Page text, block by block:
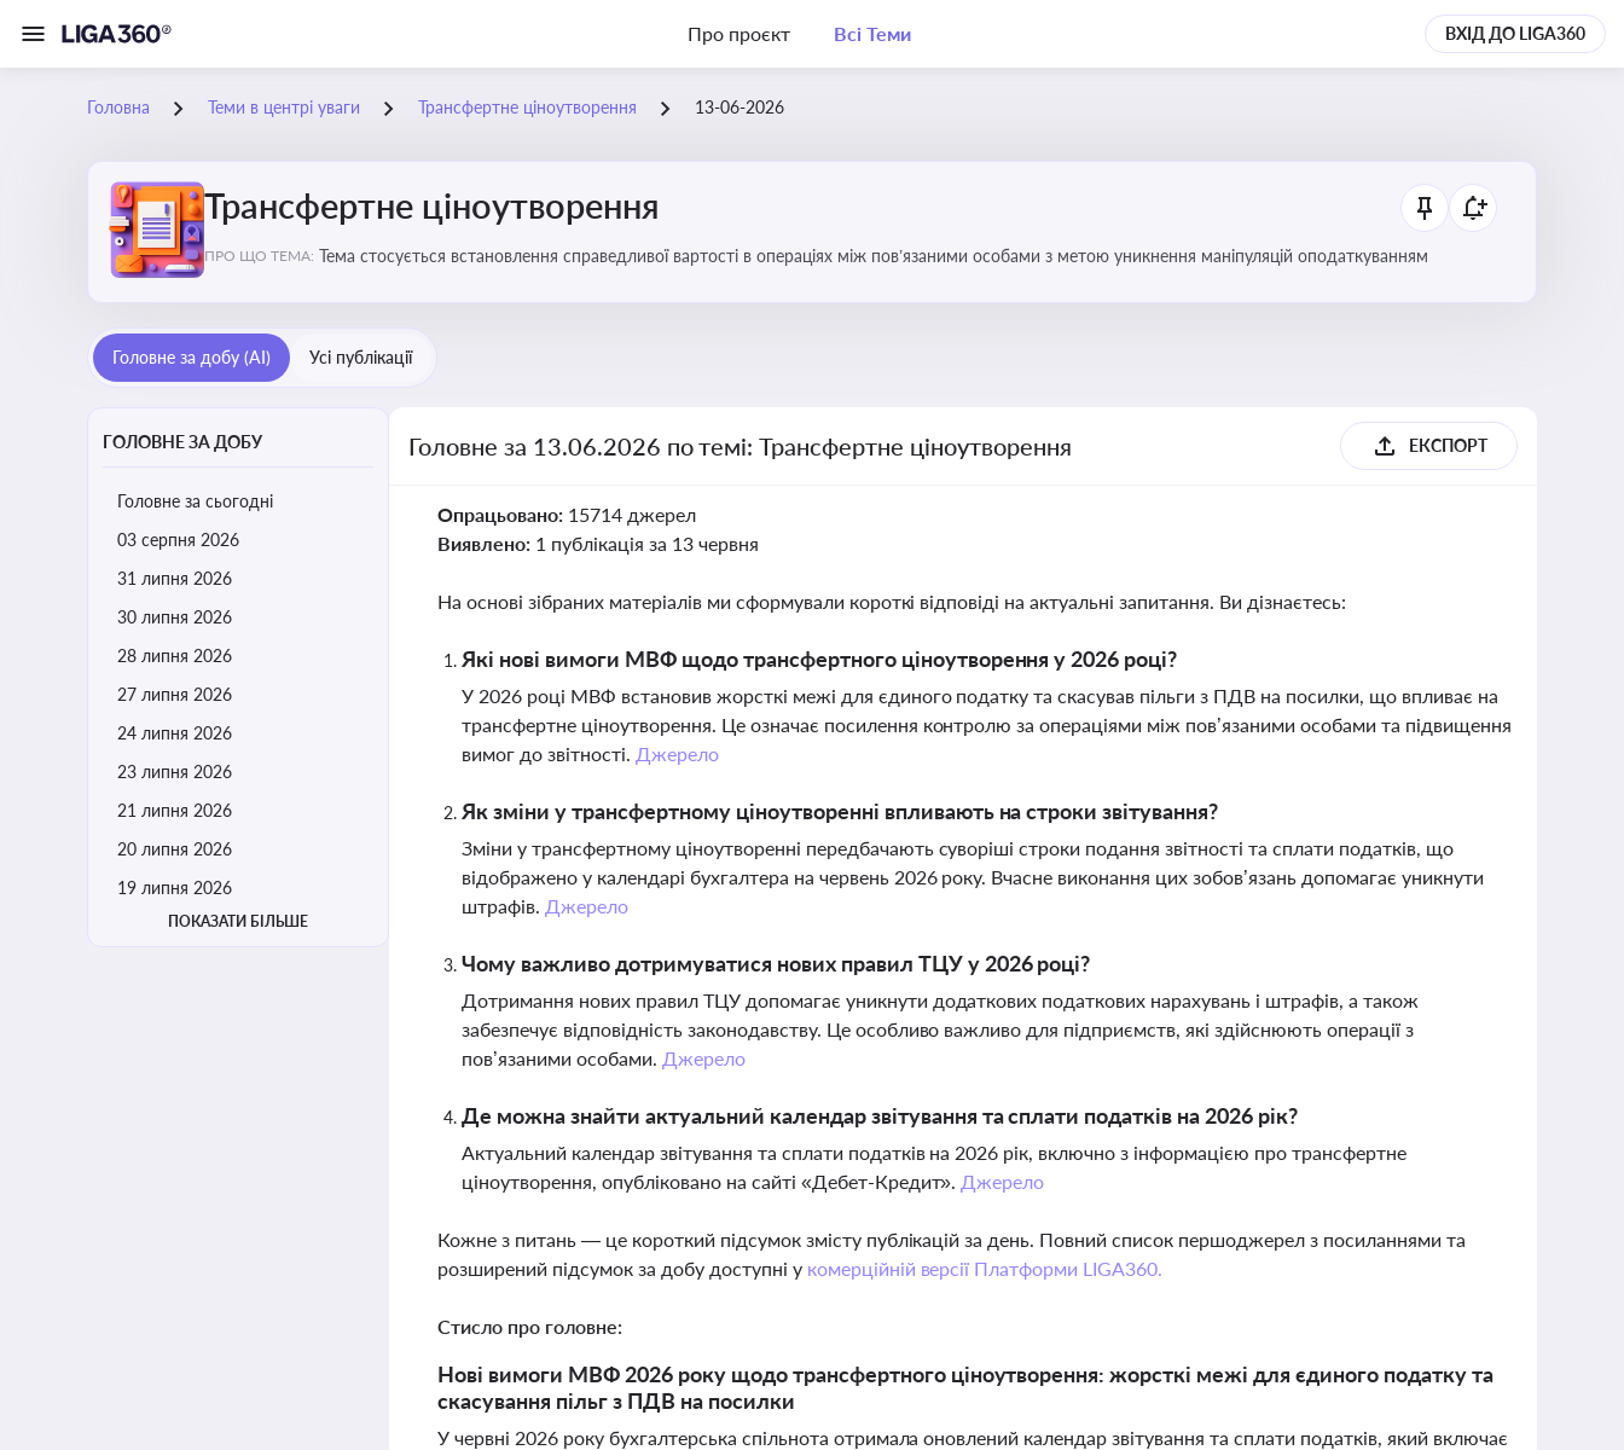
Про проєкт Всі Теми ВХІД ДО LIGA360
Головна Теми в центрі уваги Трансфертне ціноутворення 13-06-2026
Трансфертне ціноутворення
ПРО ЩО ТЕМА: Тема стосується встановлення справедливої вартості в операціях між пов’язаними особами з метою уникнення маніпуляцій оподаткуванням
Головне за добу (AI) Усі публікації
ГОЛОВНЕ ЗА ДОБУ
Головне за сьогодні
03 серпня 2026
31 липня 2026
30 липня 2026
28 липня 2026
27 липня 2026
24 липня 2026
23 липня 2026
21 липня 2026
20 липня 2026
19 липня 2026
ПОКАЗАТИ БІЛЬШЕ
Головне за 13.06.2026 по темі: Трансфертне ціноутворення ЕКСПОРТ
Опрацьовано: 15714 джерел
Виявлено: 1 публікація за 13 червня
На основі зібраних матеріалів ми сформували короткі відповіді на актуальні запитання. Ви дізнаєтесь:
Які нові вимоги МВФ щодо трансфертного ціноутворення у 2026 році?
У 2026 році МВФ встановив жорсткі межі для єдиного податку та скасував пільги з ПДВ на посилки, що впливає на
трансфертне ціноутворення. Це означає посилення контролю за операціями між пов’язаними особами та підвищення
вимог до звітності. Джерело
Як зміни у трансфертному ціноутворенні впливають на строки звітування?
Зміни у трансфертному ціноутворенні передбачають суворіші строки подання звітності та сплати податків, що
відображено у календарі бухгалтера на червень 2026 року. Вчасне виконання цих зобов’язань допомагає уникнути
штрафів. Джерело
Чому важливо дотримуватися нових правил ТЦУ у 2026 році?
Дотримання нових правил ТЦУ допомагає уникнути додаткових податкових нарахувань і штрафів, а також
забезпечує відповідність законодавству. Це особливо важливо для підприємств, які здійснюють операції з
пов’язаними особами. Джерело
Де можна знайти актуальний календар звітування та сплати податків на 2026 рік?
Актуальний календар звітування та сплати податків на 2026 рік, включно з інформацією про трансфертне
ціноутворення, опубліковано на сайті «Дебет-Кредит». Джерело
Кожне з питань — це короткий підсумок змісту публікацій за день. Повний список першоджерел з посиланнями та
розширений підсумок за добу доступні у комерційній версії Платформи LIGA360.
Стисло про головне:
Нові вимоги МВФ 2026 року щодо трансфертного ціноутворення: жорсткі межі для єдиного податку та
скасування пільг з ПДВ на посилки
У червні 2026 року бухгалтерська спільнота отримала оновлений календар звітування та сплати податків, який включає